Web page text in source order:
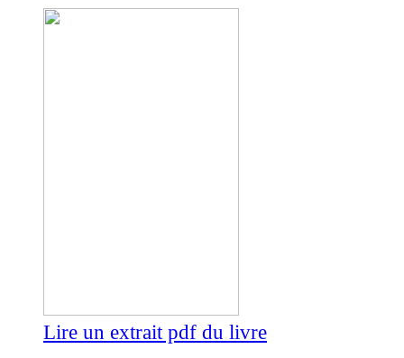
Lire un extrait pdf du livre